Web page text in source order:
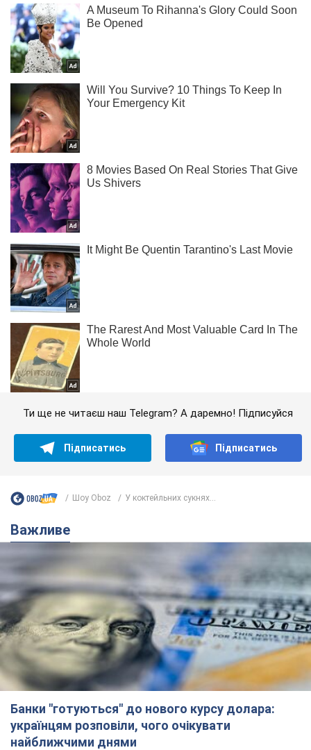
Ти ще не читаєш наш Telegram? А даремно! Підписуйся
Підписатись Підписатись
Шоу Oboz У коктейльних сукнях...
Важливе
Банки "готуються" до нового курсу долара:
українцям розповіли, чого очікувати
найближчими днями